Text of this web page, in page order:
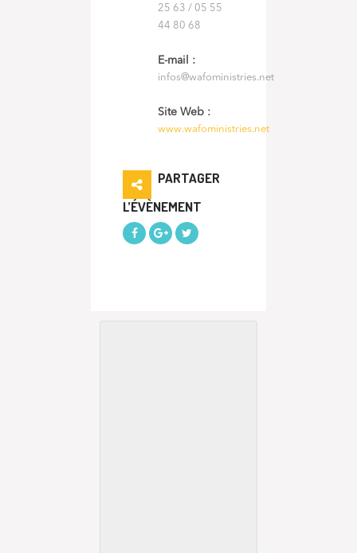
25 63 / 05 55
44 80 68
E-mail :
infos@wafoministries.net
Site Web :
www.wafoministries.net
PARTAGER
L’ÉVÈNEMENT